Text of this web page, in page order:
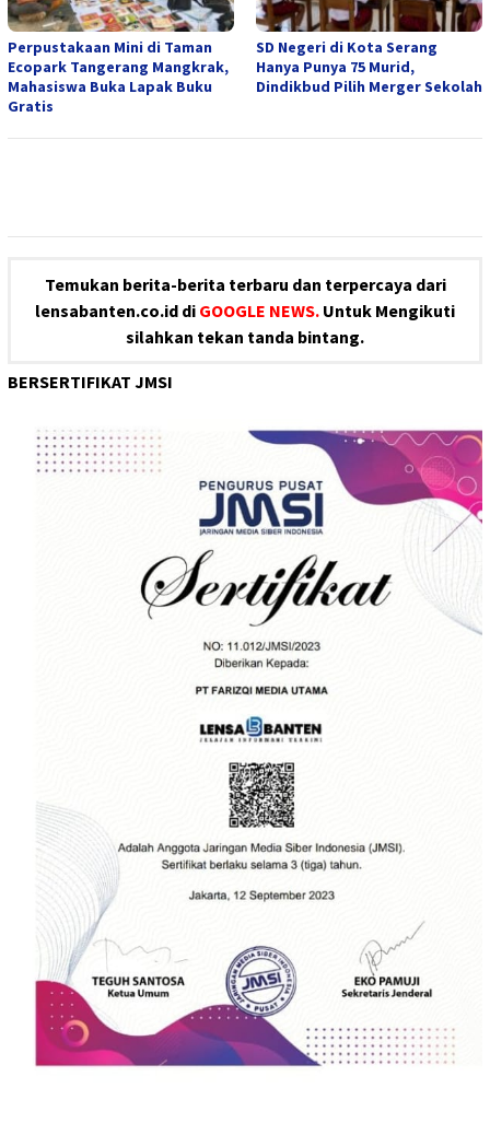
Perpustakaan Mini di Taman
Ecopark Tangerang Mangkrak,
Mahasiswa Buka Lapak Buku
Gratis
SD Negeri di Kota Serang
Hanya Punya 75 Murid,
Dindikbud Pilih Merger Sekolah
Temukan berita-berita terbaru dan terpercaya dari
lensabanten.co.id di GOOGLE NEWS. Untuk Mengikuti
silahkan tekan tanda bintang.
BERSERTIFIKAT JMSI